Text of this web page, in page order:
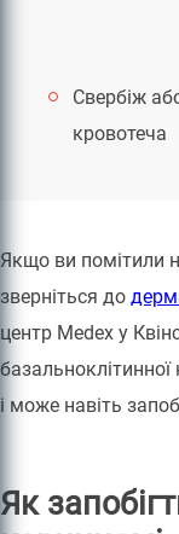
Свербіж
кровотеча
Якщо ви помітили
зверніться до
центр Medex у
і може навіть
Як